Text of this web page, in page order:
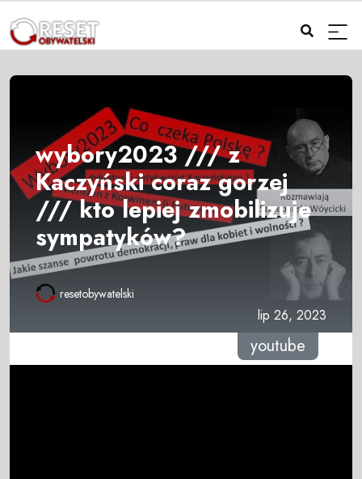
wybory2023 /// z
Kaczyński coraz gorzej
/// kto lepiej zmobilizuje
sympatyków?
resetobywatelski
lip 26, 2023
youtube